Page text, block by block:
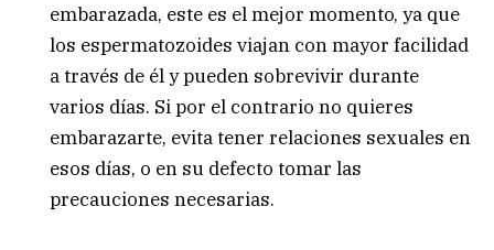
embarazada, este es el mejor momento, ya que
los espermatozoides viajan con mayor facilidad
a través de él y pueden sobrevivir durante
varios días. Si por el contrario no quieres
embarazarte, evita tener relaciones sexuales en
esos días, o en su defecto tomar las
precauciones necesarias.